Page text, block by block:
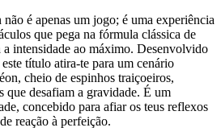
é apenas um jogo; é uma experiência
que pega na fórmula clássica de
a intensidade ao máximo. Desenvolvido
título atira-te para um cenário
cheio de espinhos traiçoeiros,
que desafiam a gravidade. É um
concebido para afiar os teus reflexos
reação à perfeição.